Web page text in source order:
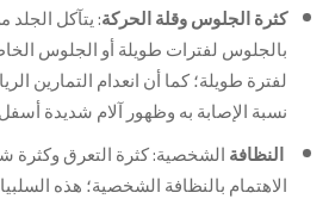
كثرة الجلوس وقلة الحركة: يتآكل
بالجلوس لفترات طويلة أو الجلوس
لفترة طويلة؛ كما أن انعدام التمارين
نسبة الإصابة به وظهور آلام شديدة
النظافةالشخصية: كثرة التعرق وكثرة
الاهتمام بالنظافة الشخصية؛ هذه